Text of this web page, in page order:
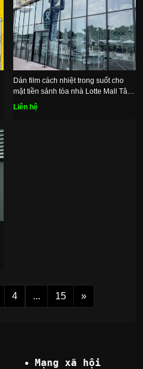
Dán film cách nhiệt trong suốt cho
mặt tiền sảnh tòa nhà Lotte Mall Tây
Hồ
Liên hệ
4 ... 15 »
Mạng xã hội